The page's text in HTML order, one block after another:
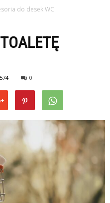
do desek WC
574 0